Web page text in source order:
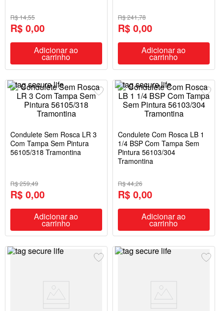
R$ 14,55
R$ 0,00
Adicionar ao
carrinho
R$ 241,78
R$ 0,00
Adicionar ao
carrinho
Condulete Sem Rosca LR 3
Com Tampa Sem Pintura
56105/318 Tramontina
R$ 259,49
R$ 0,00
Adicionar ao
carrinho
Condulete Com Rosca LB 1
1/4 BSP Com Tampa Sem
Pintura 56103/304
Tramontina
R$ 44,26
R$ 0,00
Adicionar ao
carrinho